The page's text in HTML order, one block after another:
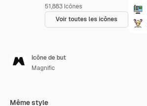
51,883 Icônes
Voir toutes les icônes
Icône de but
Magnific
Même style